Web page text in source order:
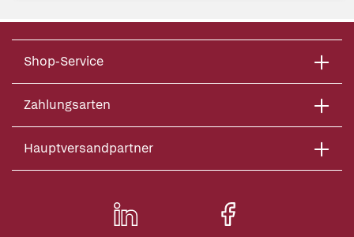
Shop-Service
Zahlungsarten
Hauptversandpartner